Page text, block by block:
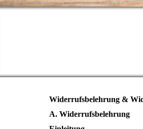
Widerrufsbelehrung &
A. Widerrufsbelehrung